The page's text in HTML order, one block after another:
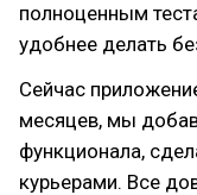
полноценным
удобнее делать
Сейчас
месяцев, мы
функционала,
курьерами. Все